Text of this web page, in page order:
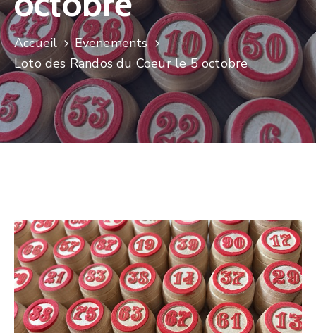
Jeunesse
Accueil
Evenements
Loto des Randos du Coeur le 5 octobre